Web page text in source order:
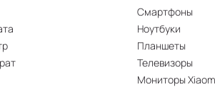
Смартфоны
Ноутбуки
Планшеты
Телевизоры
Мониторы